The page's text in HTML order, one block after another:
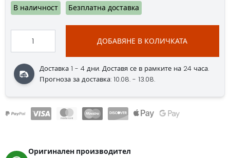
В наличност Безплатна доставка
ДОБАВЯНЕ В КОЛИЧКАТА
Доставка 1 - 4 дни. Доставя се в рамките на 24 часа.
Прогноза за доставка: 10.08. - 13.08.
Оригинален производител